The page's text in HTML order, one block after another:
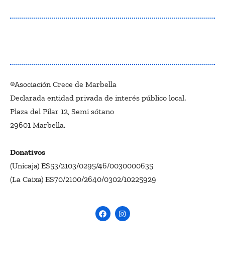
®Asociación Crece de Marbella
Declarada entidad privada de interés público local.
Plaza del Pilar 12, Semi sótano
29601 Marbella.
Donativos
(Unicaja) ES53/2103/0295/46/0030000635
(La Caixa) ES70/2100/2640/0302/10225929